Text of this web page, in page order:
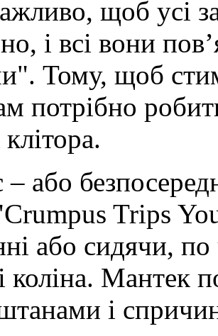
щоб усі
і всі вони
Тому, щоб
потрібно
– або
Trips
або сидячи, по
коліна. Мантек
і